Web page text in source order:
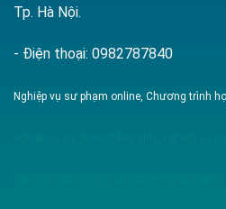
Tp. Hà Nội.
- Điện thoại: 0982787840
Nghiệp vụ sư phạm online, Chương trình